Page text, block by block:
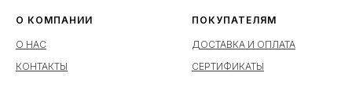
О КОМПАНИИ
О НАС
КОНТАКТЫ
ПОКУПАТЕЛЯМ
ДОСТАВКА И ОПЛАТА
СЕРТИФИКАТЫ